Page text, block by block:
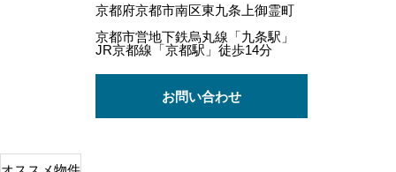
京都府京都市南区東九条上御霊町
京都市営地下鉄烏丸線「九条駅」
JR京都線「京都駅」徒歩14分
お問い合わせ